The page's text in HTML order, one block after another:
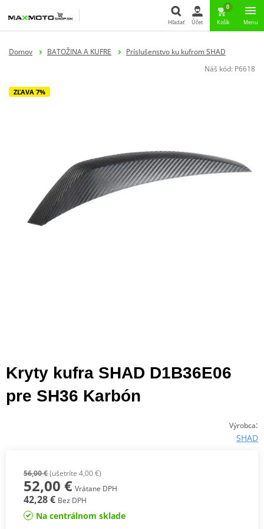
Hľadať
Hľadať Účet
0
Košík Menu
Domov BATOŽINA A KUFRE
Príslušenstvo ku kufrom SHAD
Náš kód: P6618
ZĽAVA 7%
Kryty kufra SHAD D1B36E06
pre SH36 Karbón
Výrobca:
SHAD
56,00 €(ušetríte 4,00 €)
52,00 € Vrátane DPH
42,28 € Bez DPH
Na centrálnom sklade